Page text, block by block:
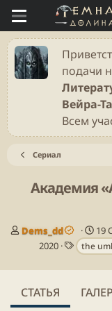
подачи
Вейра-
Всем
Сериал
Академия
А
о
Dems_dd
Д
а
т
а
у
19
2020
Т
е
г
the
СТАТЬЯ